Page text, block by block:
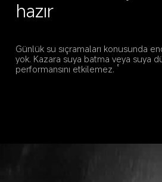
hazır
Günlük su sıçramaları konusunda
yok. Kazara suya batma veya suya
performansını etkilemez.
8